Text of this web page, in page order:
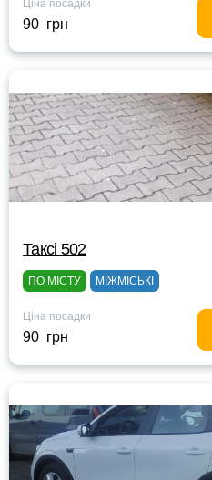
Ціна посадки
90 грн
Таксі 502
ПО МІСТУ МІЖМІСЬКІ
Ціна посадки
90 грн